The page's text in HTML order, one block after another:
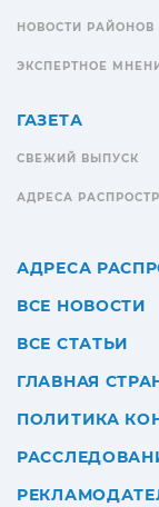
НОВОСТИ РАЙОНОВ
ЭКСПЕРТНОЕ
ГАЗЕТА
СВЕЖИЙ ВЫПУСК
АДРЕСА
АДРЕСА
ВСЕ НОВОСТИ
ВСЕ СТАТЬИ
ГЛАВНАЯ
ПОЛИТИКА